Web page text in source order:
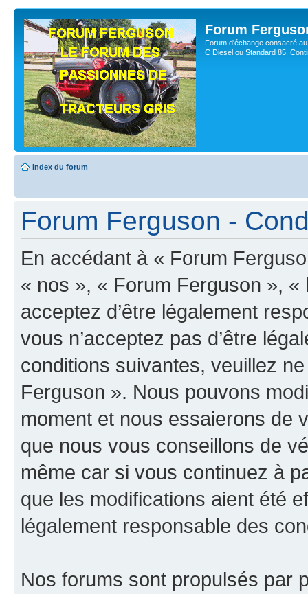
Forum
Forum d'échange consacré
C Diesel ou Standard 85,
Index du forum
Forum Ferguson -
En accédant à « Forum
« nos », « Forum Ferguson »,
acceptez d’être légalement
vous n’acceptez pas d’être
conditions suivantes, veuillez
Ferguson ». Nous pouvons
moment et nous essaierons de
que nous vous conseillons de
même car si vous continuez à
que les modifications aient été
légalement responsable des
Nos forums sont propulsés par